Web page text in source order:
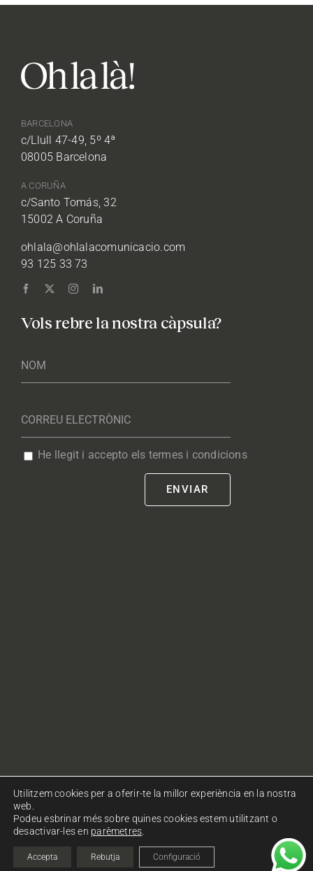
BARCELONA
c/Llull 47-49, 5º 4ª
08005 Barcelona
A CORUÑA
c/Santo Tomás, 32
15002 A Coruña
ohlala@ohlalacomunicacio.com
93 125 33 73
Vols rebre la nostra càpsula?
He llegit i accepto els termes i condicions
reservats.
Política de privacitat|Política de cookies
Utilitzem cookies per a oferir-te la millor experiència en la nostra
web.
Podeu esbrinar més sobre quines cookies estem utilitzant o
desactivar-les en parèmetres
Accepta Rebutja Configuració